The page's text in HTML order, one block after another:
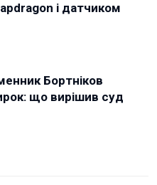
і датчиком
Бортніков
що вирішив суд